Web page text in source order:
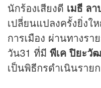
นักร้องเสียงดี เมธี ล
เปลี่ยนแปลงครั้งยิ่งใ
การเมือง ผ่านทางร
วัน31 ที่มี พีเค ปิยะวั
เป็นพิธีกรดำเนินราย